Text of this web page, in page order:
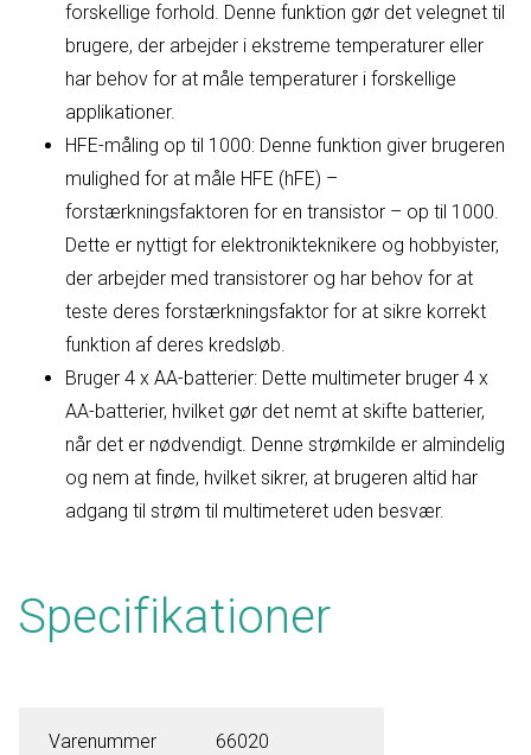
forskellige forhold. Denne funktion gør det velegnet til
brugere, der arbejder i ekstreme temperaturer eller
har behov for at måle temperaturer i forskellige
applikationer.
HFE-måling op til 1000: Denne funktion giver brugeren
mulighed for at måle HFE (hFE) –
forstærkningsfaktoren for en transistor – op til 1000.
Dette er nyttigt for elektronikteknikere og hobbyister,
der arbejder med transistorer og har behov for at
teste deres forstærkningsfaktor for at sikre korrekt
funktion af deres kredsløb.
Bruger 4 x AA-batterier: Dette multimeter bruger 4 x
AA-batterier, hvilket gør det nemt at skifte batterier,
når det er nødvendigt. Denne strømkilde er almindelig
og nem at finde, hvilket sikrer, at brugeren altid har
adgang til strøm til multimeteret uden besvær.
Specifikationer
Varenummer 66020